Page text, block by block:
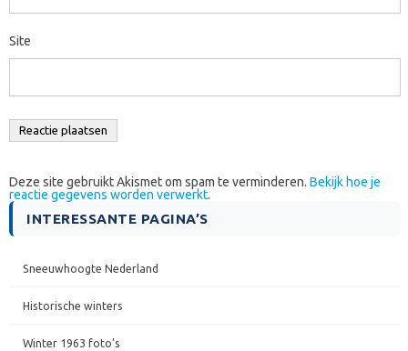
Site
Deze site gebruikt Akismet om spam te verminderen. Bekijk hoe je
reactie gegevens worden verwerkt.
INTERESSANTE PAGINA’S
Sneeuwhoogte Nederland
Historische winters
Winter 1963 foto’s